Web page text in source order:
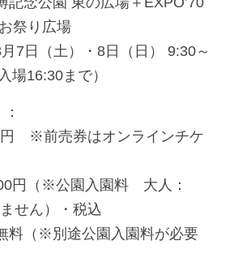
祭り広場
7日（土）・8日（日） 9:30～
場16:30まで）
　※前売券はオンラインチケ
円（※公園入園料　大人：
せん）・税込